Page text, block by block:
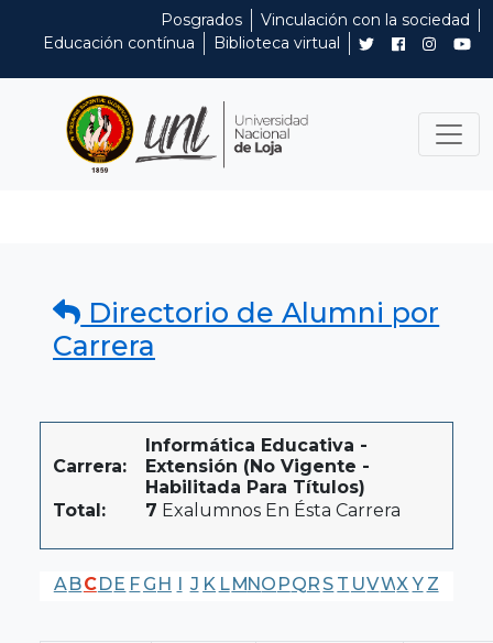
Posgrados
Vinculación con la sociedad
Educación contínua
Biblioteca virtual
Directorio de Alumni por
Carrera
Carrera:
Informática Educativa -
Extensión (No Vigente -
Habilitada Para Títulos)
Total:
7 Exalumnos En Ésta Carrera
A BCDE F G H I J K LMNO PQR S T UVWX Y Z